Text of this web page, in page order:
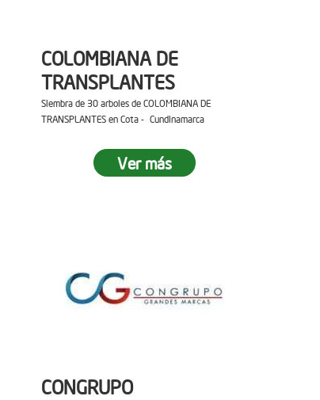
COLOMBIANA DE
TRANSPLANTES
Siembra de 30 arboles de COLOMBIANA DE
TRANSPLANTES en Cota - Cundinamarca
Ver más
CONGRUPO